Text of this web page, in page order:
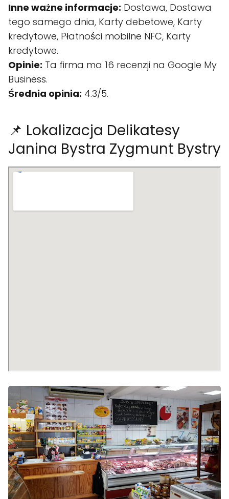
Inne ważne informacje: Dostawa, Dostawa
tego samego dnia, Karty debetowe, Karty
kredytowe, Płatności mobilne NFC, Karty
kredytowe.
Opinie: Ta firma ma 16 recenzji na Google My
Business.
Średnia opinia: 4.3/5.
📌 Lokalizacja Delikatesy
Janina Bystra Zygmunt Bystry